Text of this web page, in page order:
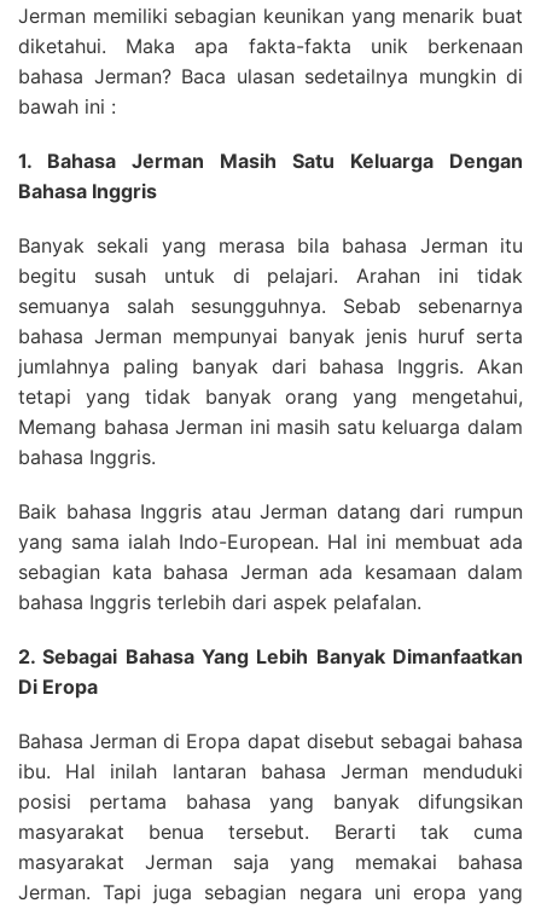
Jerman memiliki sebagian keunikan yang menarik buat
diketahui. Maka apa fakta-fakta unik berkenaan
bahasa Jerman? Baca ulasan sedetailnya mungkin di
bawah ini :
1. Bahasa Jerman Masih Satu Keluarga Dengan
Bahasa Inggris
Banyak sekali yang merasa bila bahasa Jerman itu
begitu susah untuk di pelajari. Arahan ini tidak
semuanya salah sesungguhnya. Sebab sebenarnya
bahasa Jerman mempunyai banyak jenis huruf serta
jumlahnya paling banyak dari bahasa Inggris. Akan
tetapi yang tidak banyak orang yang mengetahui,
Memang bahasa Jerman ini masih satu keluarga dalam
bahasa Inggris.
Baik bahasa Inggris atau Jerman datang dari rumpun
yang sama ialah Indo-European. Hal ini membuat ada
sebagian kata bahasa Jerman ada kesamaan dalam
bahasa Inggris terlebih dari aspek pelafalan.
2. Sebagai Bahasa Yang Lebih Banyak Dimanfaatkan
Di Eropa
Bahasa Jerman di Eropa dapat disebut sebagai bahasa
ibu. Hal inilah lantaran bahasa Jerman menduduki
posisi pertama bahasa yang banyak difungsikan
masyarakat benua tersebut. Berarti tak cuma
masyarakat Jerman saja yang memakai bahasa
Jerman. Tapi juga sebagian negara uni eropa yang